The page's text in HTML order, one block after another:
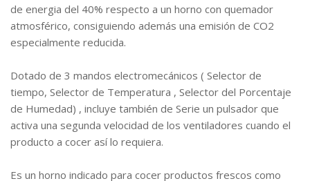
de energia del 40% respecto a un horno con quemador
atmosférico, consiguiendo además una emisión de CO2
especialmente reducida.
Dotado de 3 mandos electromecánicos ( Selector de
tiempo, Selector de Temperatura , Selector del Porcentaje
de Humedad) , incluye también de Serie un pulsador que
activa una segunda velocidad de los ventiladores cuando el
producto a cocer así lo requiera.
Es un horno indicado para cocer productos frescos como